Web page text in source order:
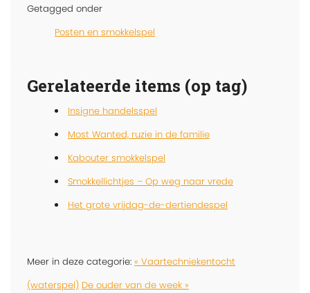
Getagged onder
Posten en smokkelspel
Gerelateerde items (op tag)
Insigne handelsspel
Most Wanted, ruzie in de familie
Kabouter smokkelspel
Smokkellichtjes – Op weg naar vrede
Het grote vrijdag-de-dertiendespel
Meer in deze categorie: « Vaartechniekentocht
(waterspel) De ouder van de week »